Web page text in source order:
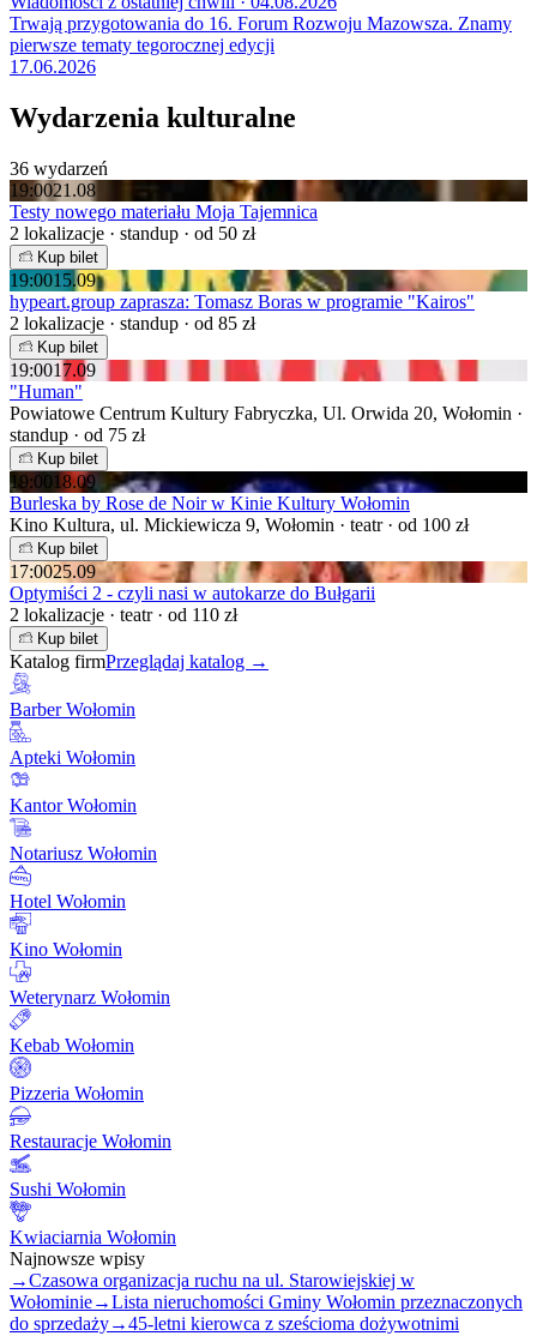
Trwają przygotowania do 16. Forum Rozwoju Mazowsza. Znamy
pierwsze tematy tegorocznej edycji
17.06.2026
Wydarzenia kulturalne
36 wydarzeń
19:0021.08
Testy nowego materiału Moja Tajemnica
2 lokalizacje · standup · od 50 zł
Kup bilet
19:0015.09
hypeart.group zaprasza: Tomasz Boras w programie "Kairos"
2 lokalizacje · standup · od 85 zł
Kup bilet
19:0017.09
"Human"
Powiatowe Centrum Kultury Fabryczka, Ul. Orwida 20, Wołomin ·
standup · od 75 zł
Kup bilet
19:00 18.09
Burleska by Rose de Noir w Kinie Kultury Wołomin
Kino Kultura, ul. Mickiewicza 9, Wołomin · teatr · od 100 zł
Kup bilet
17:0025.09
Optymiści 2 - czyli nasi w autokarze do Bułgarii
2 lokalizacje · teatr · od 110 zł
Kup bilet
Katalog firmPrzeglądaj katalog →
Barber Wołomin
Apteki Wołomin
Kantor Wołomin
Notariusz Wołomin
Hotel Wołomin
Kino Wołomin
Weterynarz Wołomin
Kebab Wołomin
Pizzeria Wołomin
Restauracje Wołomin
Sushi Wołomin
Kwiaciarnia Wołomin
Najnowsze wpisy
→Czasowa organizacja ruchu na ul. Starowiejskiej w
Wołominie→Lista nieruchomości Gminy Wołomin przeznaczonych
do sprzedaży→45-letni kierowca z sześcioma dożywotnimi